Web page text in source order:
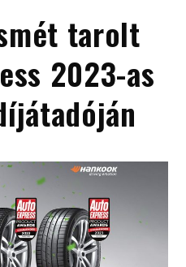
tarolt
2023-as